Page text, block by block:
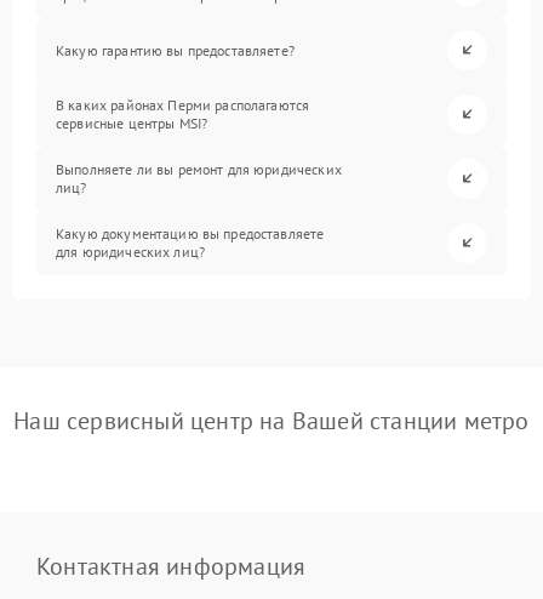
Какую гарантию вы предоставляете?
В каких районах Перми располагаются
сервисные центры MSI?
Выполняете ли вы ремонт для юридических
лиц?
Какую документацию вы предоставляете
для юридических лиц?
Наш сервисный центр на Вашей станции метро
Контактная информация